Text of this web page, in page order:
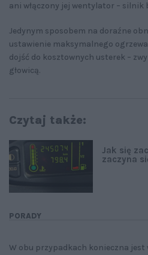
ani włączony jej wentylator – silnik
Jedynym sposobem na doraźne
ustawienie maksymalnego
dojść do kosztownych usterek –
głowicą.
Czytaj także:
PORADY
Jak się
zaczyna
W obu przypadkach konieczna